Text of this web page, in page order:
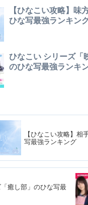
【ひなこい攻略】味
ひな写最強ランキン
ひなこい シリーズ「
のひな写最強ランキ
【ひなこい攻略】相
写最強ランキング
癒し部」のひな写最